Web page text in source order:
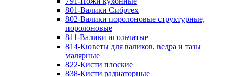
801-Валики Сибртех
802-Валики поролоновые структурные,
поролоновые
811-Валики игольчатые
814-Кюветы для валиков, ведра и тазы
малярные
822-Кисти плоские
838-Кисти радиаторные